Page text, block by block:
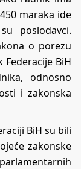
maraka ide
poslodavci.
o porezu
BiH
odnosno
i zakonska
BiH su bili
zakonske